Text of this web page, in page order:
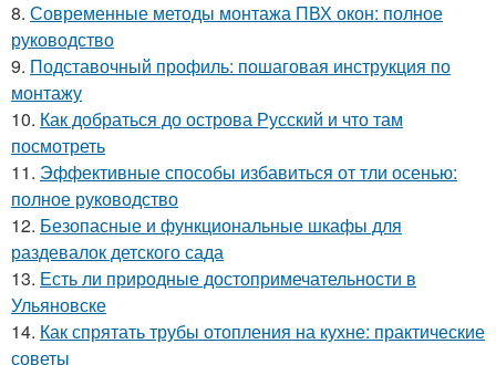
8. Современные методы монтажа ПВХ окон: полное
руководство
9. Подставочный профиль: пошаговая инструкция по
монтажу
10. Как добраться до острова Русский и что там
посмотреть
11. Эффективные способы избавиться от тли осенью:
полное руководство
12. Безопасные и функциональные шкафы для
раздевалок детского сада
13. Есть ли природные достопримечательности в
Ульяновске
14. Как спрятать трубы отопления на кухне: практические
советы